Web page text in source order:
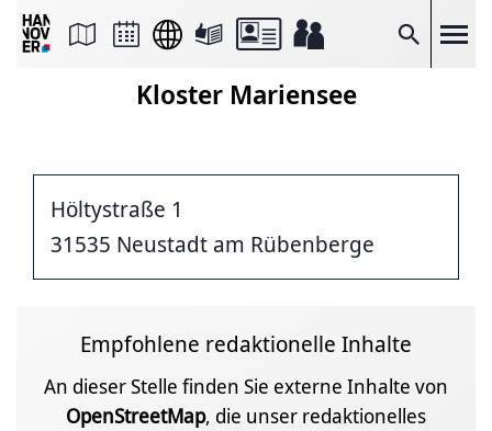
Suche
Seite
Seitenlink
Kopieren
Drucken
Kloster Mariensee
Höltystraße 1
31535 Neustadt am Rübenberge
Empfohlene redaktionelle Inhalte
An dieser Stelle finden Sie externe Inhalte von
OpenStreetMap, die unser redaktionelles